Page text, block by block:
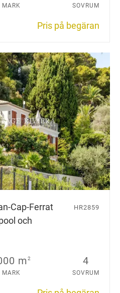
MARK SOVRUM
Pris på begäran
Cap-Ferrat
och
HR2859
m2
MARK
4
SOVRUM